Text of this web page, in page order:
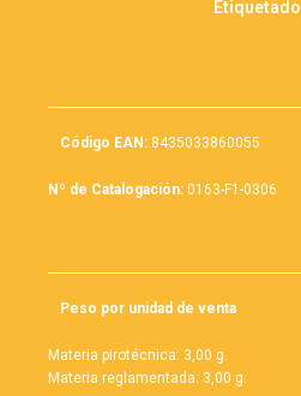
Etiquetado
Código EAN: 8435033860055
Nº de Catalogación: 0163-F1-0306
Peso por unidad de venta
Materia pirotécnica: 3,00 g.
Materia reglamentada: 3,00 g.